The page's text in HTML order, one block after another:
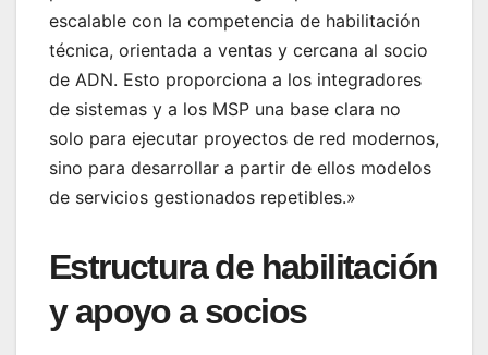
escalable con la competencia de habilitación
técnica, orientada a ventas y cercana al socio
de ADN. Esto proporciona a los integradores
de sistemas y a los MSP una base clara no
solo para ejecutar proyectos de red modernos,
sino para desarrollar a partir de ellos modelos
de servicios gestionados repetibles.»
Estructura de habilitación
y apoyo a socios